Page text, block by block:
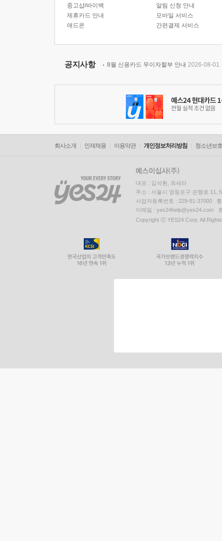
중고샵/바이백
제휴카드 안내
애드온
알림 신청 안내
모바일 서비스
간편결제 서비스
공지사항 8월 신용카드 무이자할부 안내 2026-08-01
회사소개 인재채용 이용약관 개인정보처리방침 청소년보
대표 : 김석환, 최세라
주소 : 서울시 영등포구 은행로 11,
사업자등록번호 : 229-81-37000
이메일 : yes24help@yes24.com
Copyright ⓒ YES24 Corp. All